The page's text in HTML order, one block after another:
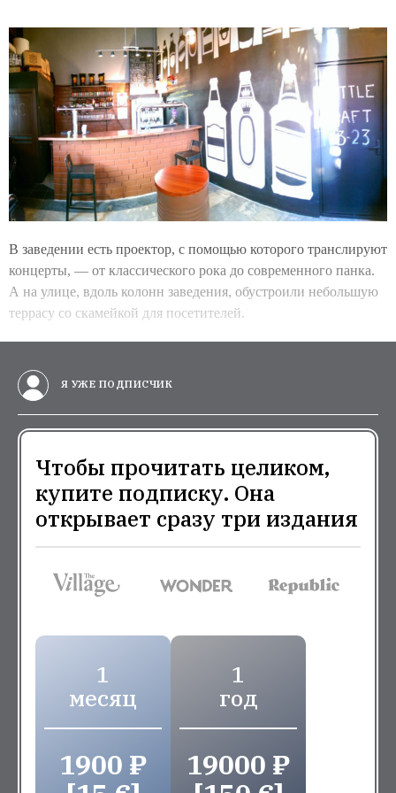
В заведении есть проектор, с помощью которого транслируют
концерты, — от классического рока до современного панка.
А на улице, вдоль колонн заведения, обустроили небольшую
террасу со скамейкой для посетителей.
Я УЖЕ ПОДПИСЧИК
Чтобы прочитать целиком,
купите подписку. Она
открывает сразу три издания
1
месяц
1900 ₽
1
год
19000 ₽